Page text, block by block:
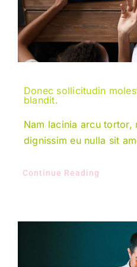
Donec sollicitudin
blandit.
Nam lacinia arcu tortor,
dignissim eu nulla sit
Continue Reading